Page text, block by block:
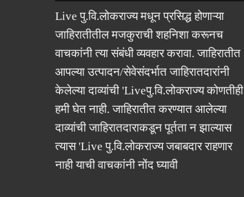
Live पु.वि.लोकराज्य मधून प्रसिद्ध होणाऱ्या
जाहिरातीतील मजकुराची शहनिशा करूनच
वाचकांनी त्या संबंधी व्यवहार करावा. जाहिरातीत
आपल्या उत्पादन/सेवेसंदर्भात जाहिरातदारांनी
केलेल्या दाव्यांची 'Liveपु.वि.लोकराज्य कोणतीही
हमी घेत नाही. जाहिरातीत करण्यात आलेल्या
दाव्यांची जाहिरातदाराकडून पूर्तता न झाल्यास
त्यास 'Live पु.वि.लोकराज्य जबाबदार राहणार
नाही याची वाचकांनी नोंद घ्यावी